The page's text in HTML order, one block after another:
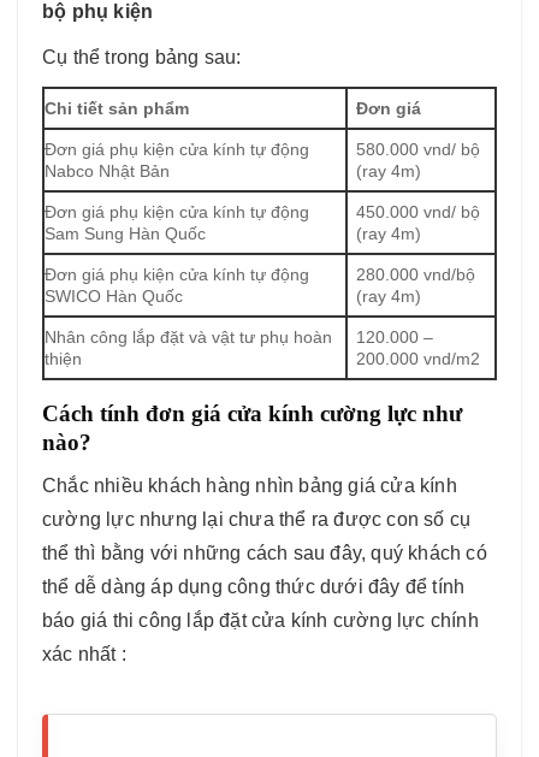
bộ phụ kiện
Cụ thể trong bảng sau:
Chi tiết sản phẩm Đơn giá
Đơn giá phụ kiện cửa kính tự động
Nabco Nhật Bản
580.000 vnd/ bộ
(ray 4m)
Đơn giá phụ kiện cửa kính tự động
Sam Sung Hàn Quốc
450.000 vnd/ bộ
(ray 4m)
Đơn giá phụ kiện cửa kính tự động
SWICO Hàn Quốc
280.000 vnd/bộ
(ray 4m)
Nhân công lắp đặt và vật tư phụ hoàn
thiện
120.000 –
200.000 vnd/m2
Cách tính đơn giá cửa kính cường lực như
nào?
Chắc nhiều khách hàng nhìn bảng giá cửa kính
cường lực nhưng lại chưa thể ra được con số cụ
thể thì bằng với những cách sau đây, quý khách có
thể dễ dàng áp dụng công thức dưới đây để tính
báo giá thi công lắp đặt cửa kính cường lực chính
xác nhất :